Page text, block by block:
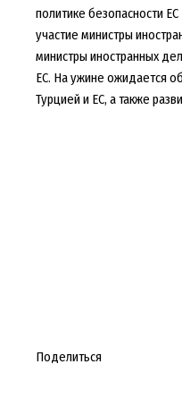
политике безопасности
участие министры
министры иностранных
ЕС. На ужине ожидается
Турцией и ЕС, а также
Поделиться